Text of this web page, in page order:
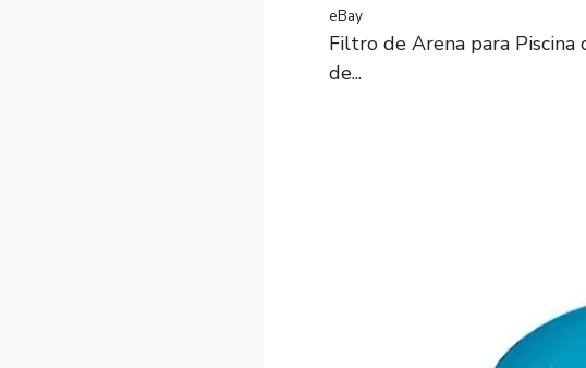
eBay
Filtro de Arena para
de...